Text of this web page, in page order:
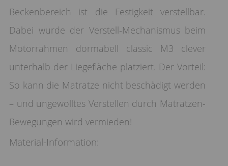
Beckenbereich ist die Festigkeit verstellbar.
Dabei wurde der Verstell-Mechanismus beim
Motorrahmen dormabell classic M3 clever
unterhalb der Liegefläche platziert. Der Vorteil:
So kann die Matratze nicht beschädigt werden
– und ungewolltes Verstellen durch Matratzen-
Bewegungen wird vermieden!
Material-Information: